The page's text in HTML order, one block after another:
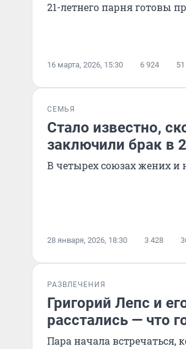
21-летнего парня готовы
16 марта, 2026, 15:30 6 924 51
СЕМЬЯ
Стало известно,
заключили брак в
В четырех союзах жених и
28 января, 2026, 18:30 3 428
РАЗВЛЕЧЕНИЯ
Григорий Лепс и
расстались — что
Пара начала встречаться,